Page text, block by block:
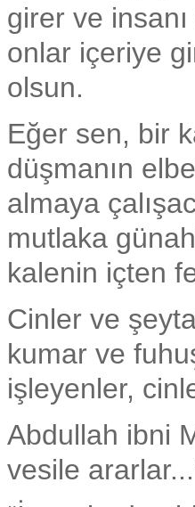
girer ve
onlar içeriye
olsun.
Eğer sen, bir
düşmanın
almaya
mutlaka
kalenin içten
Cinler ve
kumar ve
işleyenler,
Abdullah ibni
vesile